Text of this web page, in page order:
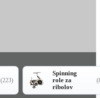
(223)
Spinning
role za
ribolov